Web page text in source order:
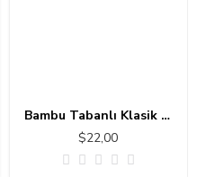
Bambu Tabanlı Klasik Halı MS109
$22,00